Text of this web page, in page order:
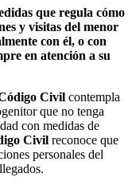
que regula cómo
y visitas del menor
con él, o con
en atención a su
Civil contempla
que no tenga
con medidas de
Civil reconoce que
personales del